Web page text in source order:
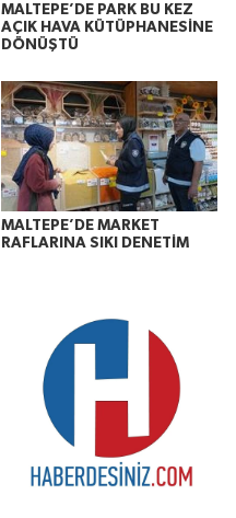
MALTEPE’DE PARK BU KEZ
AÇIK HAVA KÜTÜPHANESİNE
DÖNÜŞTÜ
MALTEPE’DE MARKET
RAFLARINA SIKI DENETİM